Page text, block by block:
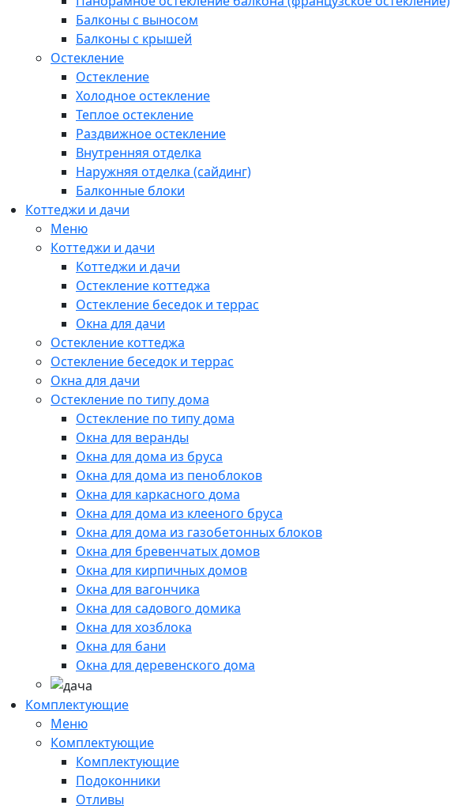
Балконы с выносом
Балконы с крышей
Остекление
Остекление
Холодное остекление
Теплое остекление
Раздвижное остекление
Внутренняя отделка
Наружняя отделка (сайдинг)
Балконные блоки
Коттеджи и дачи
Меню
Коттеджи и дачи
Коттеджи и дачи
Остекление коттеджа
Остекление беседок и террас
Окна для дачи
Остекление коттеджа
Остекление беседок и террас
Окна для дачи
Остекление по типу дома
Остекление по типу дома
Окна для веранды
Окна для дома из бруса
Окна для дома из пеноблоков
Окна для каркасного дома
Окна для дома из клееного бруса
Окна для дома из газобетонных блоков
Окна для бревенчатых домов
Окна для кирпичных домов
Окна для вагончика
Окна для садового домика
Окна для хозблока
Окна для бани
Окна для деревенского дома
Комплектующие
Меню
Комплектующие
Комплектующие
Подоконники
Отливы